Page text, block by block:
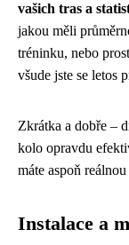
vašich tras a
jakou měli
tréninku, nebo
všude jste se letos
Zkrátka a dobře –
kolo opravdu
máte aspoň
Instalace a